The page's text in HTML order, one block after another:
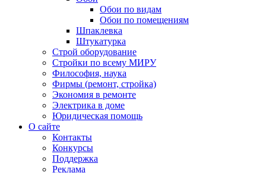
Обои по видам
Обои по помещениям
Шпаклевка
Штукатурка
Строй оборудование
Стройки по всему МИРУ
Философия, наука
Фирмы (ремонт, стройка)
Экономия в ремонте
Электрика в доме
Юридическая помощь
О сайте
Контакты
Конкурсы
Поддержка
Реклама